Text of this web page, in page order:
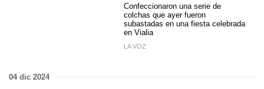
Confeccionaron una serie de
colchas que ayer fueron
subastadas en una fiesta celebrada
en Vialia
LA VOZ
04 dic 2024